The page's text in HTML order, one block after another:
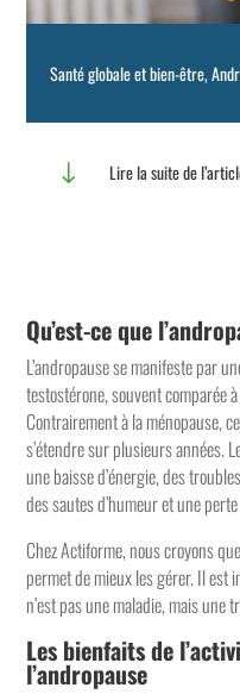
Santé globale et bien-être,
" Lire la suite de
Qu’est-ce que
L’andropause se manifeste par
testostérone, souvent comparée
Contrairement à la ménopause,
s’étendre sur plusieurs années.
une baisse d’énergie, des
des sautes d’humeur et une
Chez Actiforme, nous croyons
permet de mieux les gérer. Il est
n’est pas une maladie, mais une
Les bienfaits de
l’andropause